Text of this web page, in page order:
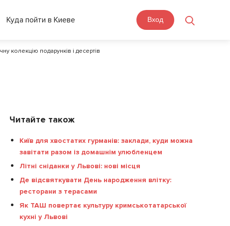
Куда пойти в Киеве Вход
колекцію подарунків і десертів
Читайте також
Київ для хвостатих гурманів: заклади, куди можна
завітати разом із домашнім улюбленцем
Літні сніданки у Львові: нові місця
Де відсвяткувати День народження влітку:
ресторани з терасами
Як ТАШ повертає культуру кримськотатарської
кухні у Львові